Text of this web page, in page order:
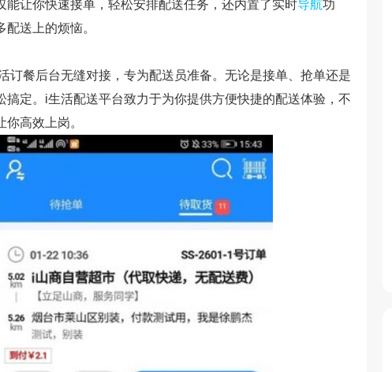
能让你快速接单，轻松安排配送任务，还内置了实时导航功
送上的烦恼。
订餐后台无缝对接，专为配送员准备。无论是接单、抢单还是
搞定。i生活配送平台致力于为你提供方便快捷的配送体验，不
高效上岗。